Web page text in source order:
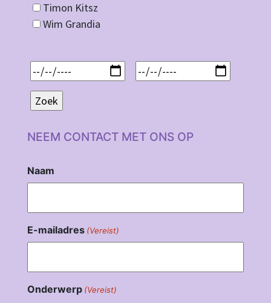
Timon Kitsz
Wim Grandia
NEEM CONTACT MET ONS OP
Naam
E-mailadres (Vereist)
Onderwerp (Vereist)